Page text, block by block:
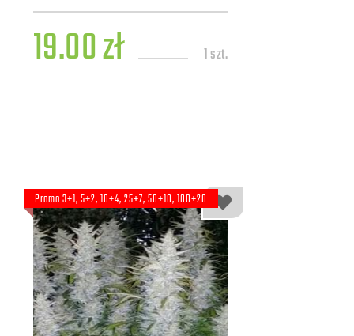
19.00 zł 1 szt.
Promo 3+1, 5+2, 10+4, 25+7, 50+10, 100+20